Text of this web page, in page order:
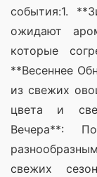
события:1.
ожидают
которые
**Весеннее
из свежих
цвета и
Вечера**:
свежих